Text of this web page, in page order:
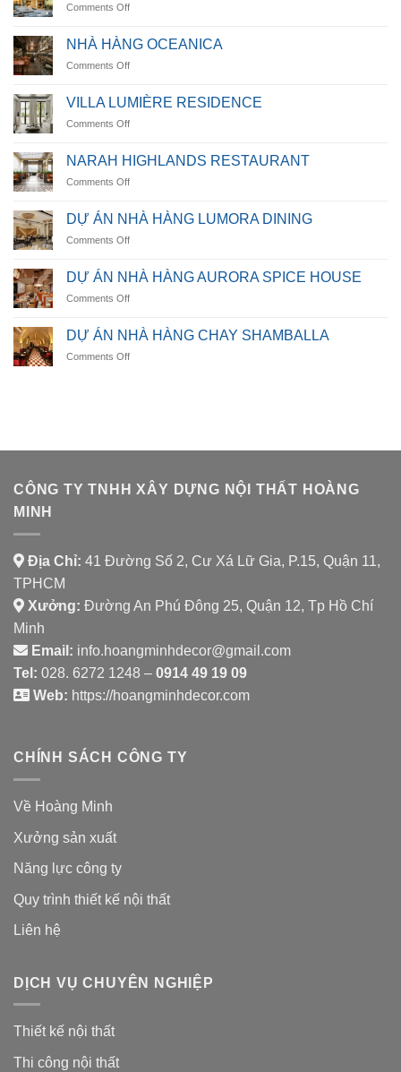
Comments Offon
Villa
NHÀ HÀNG OCEANICA
Comments Offon
HÀNG
OCEANICA
VILLA LUMIÈRE RESIDENCE
Comments Offon
LUMIÈRE
RESIDENCE
NARAH HIGHLANDS RESTAURANT
Comments Offon
HIGHLANDS
RESTAURANT
DỰ ÁN NHÀ HÀNG LUMORA DINING
Comments Offon
ÁN
NHÀ
HÀNG
DINING
DỰ ÁN NHÀ HÀNG AURORA SPICE HOUSE
Comments Offon
ÁN
NHÀ
HÀNG
DỰ ÁN NHÀ HÀNG CHAY SHAMBALLA
Comments Offon
CÔNG TY TNHH XÂY DỰNG NỘI THẤT HOÀNG
MINH
Địa Chỉ: 41 Đường Số 2, Cư Xá Lữ Gia, P.15, Quận 11,
TPHCM
Xưởng: Đường An Phú Đông 25, Quận 12, Tp Hồ Chí
Minh
Email: info.hoangminhdecor@gmail.com
Tel: 028. 6272 1248 – 0914 49 19 09
Web: https://hoangminhdecor.com
CHÍNH SÁCH CÔNG TY
Về Hoàng Minh
Xưởng sản xuất
Năng lực công ty
Quy trình thiết kế nội thất
Liên hệ
DỊCH VỤ CHUYÊN NGHIỆP
Thiết kế nội thất
Thi công nội thất